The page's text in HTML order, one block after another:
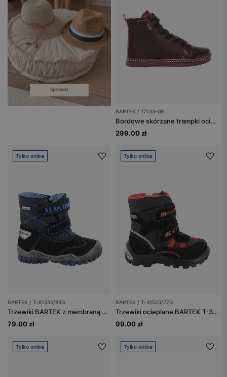
BARTEK / 17133-09
Bordowe skórzane trampki ocieplane dla dziewcząt 17133-09
299.00 zł
Tylko online
BARTEK / T-81335/89G
Trzewiki BARTEK z membraną Sympatex Reflexion BARTEK T-81335/89G
79.00 zł
Tylko online
BARTEK / T-31523/77G
Trzewiki ocieplane BARTEK T-31523/77G, czarno-pomarańczowy
99.00 zł
Tylko online Tylko online